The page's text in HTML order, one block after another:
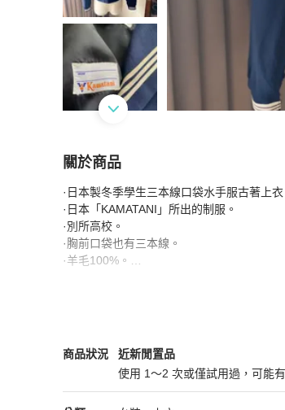
關於商品
關於藏私·Collection_日本製純羊毛冬
·日本製冬季學生三本線口袋水手服古著上衣
·日本「KAMATANI」所出的制服。
·別所高校。
·胸前口袋也有三本線。
·羊毛100%。
胸：48cm
袖：54cm
總長：49cm
商品狀況
女裝商品狀態與細節
近新閒置品
使用 1～2 次或僅試用過，可能
近新閒置品